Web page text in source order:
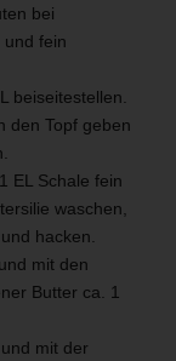
bei
und fein
beiseitestellen.
den Topf geben
EL Schale fein
waschen,
hacken.
mit den
Butter ca. 1
mit der